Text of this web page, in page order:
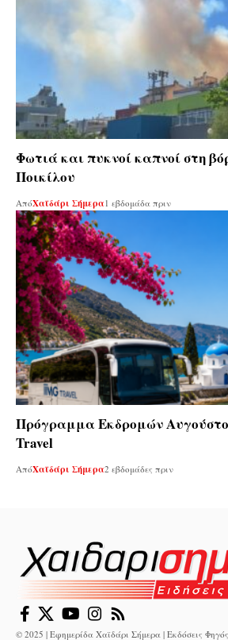
Φωτιά και πυκνοί καπνοί στη
Ποικίλου
ΑπόΧαϊδάρι Σήμερα1 εβδομάδα πριν
Πρόγραμμα Εκδρομών
Travel
ΑπόΧαϊδάρι Σήμερα2 εβδομάδες πριν
© 2025 | Εφημερίδα Χαϊδάρι Σήμερα | Εκδόσεις